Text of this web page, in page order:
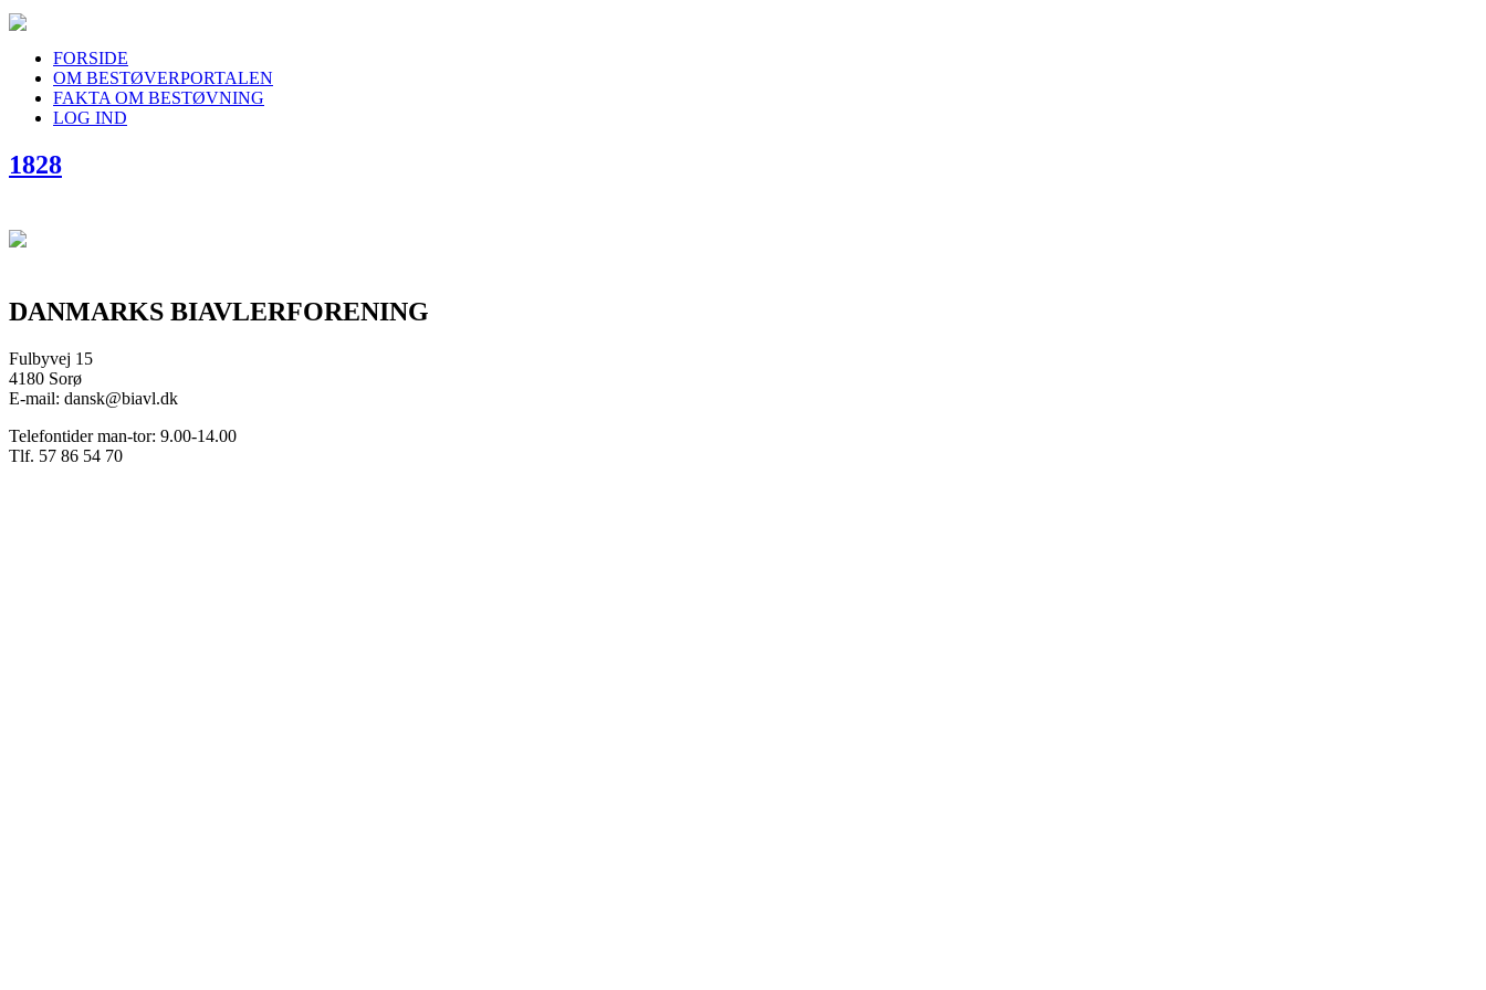
FORSIDE
OM BESTØVERPORTALEN
FAKTA OM BESTØVNING
LOG IND
1828
DANMARKS BIAVLERFORENING
Fulbyvej 15
4180 Sorø
E-mail: dansk@biavl.dk
Telefontider man-tor: 9.00-14.00
Tlf. 57 86 54 70